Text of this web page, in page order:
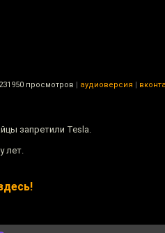
231950 просмотров | аудиоверсия |
запретили Tesla.
лет.